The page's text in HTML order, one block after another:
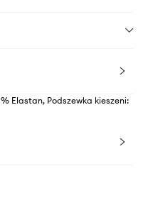
Elastan, Podszewka kieszeni: